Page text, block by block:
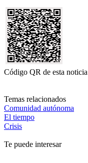
Código QR de esta noticia
Temas relacionados
Comunidad autónoma
El tiempo
Crisis
Te puede interesar